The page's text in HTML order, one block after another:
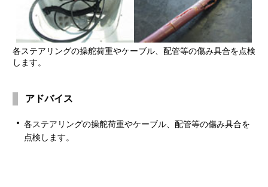
各ステアリングの操舵荷重やケーブル、配管等の傷み具合を点検
します。
アドバイス
各ステアリングの操舵荷重やケーブル、配管等の傷み具合を
点検します。